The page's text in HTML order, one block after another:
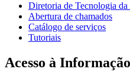
Diretoria de Tecnologia
Abertura de chamados
Catálogo de serviços
Tutoriais
Acesso à Informação